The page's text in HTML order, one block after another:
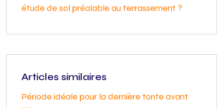
étude de sol préalable au terrassement ?
Articles similaires
Période idéale pour la dernière tonte avant